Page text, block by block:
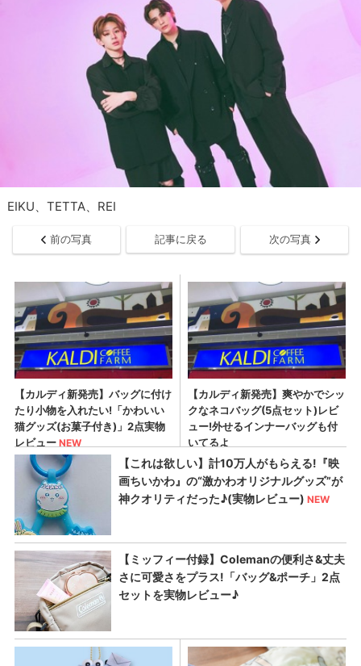
EIKU、TETTA、REI
前の写真 記事に戻る 次の写真